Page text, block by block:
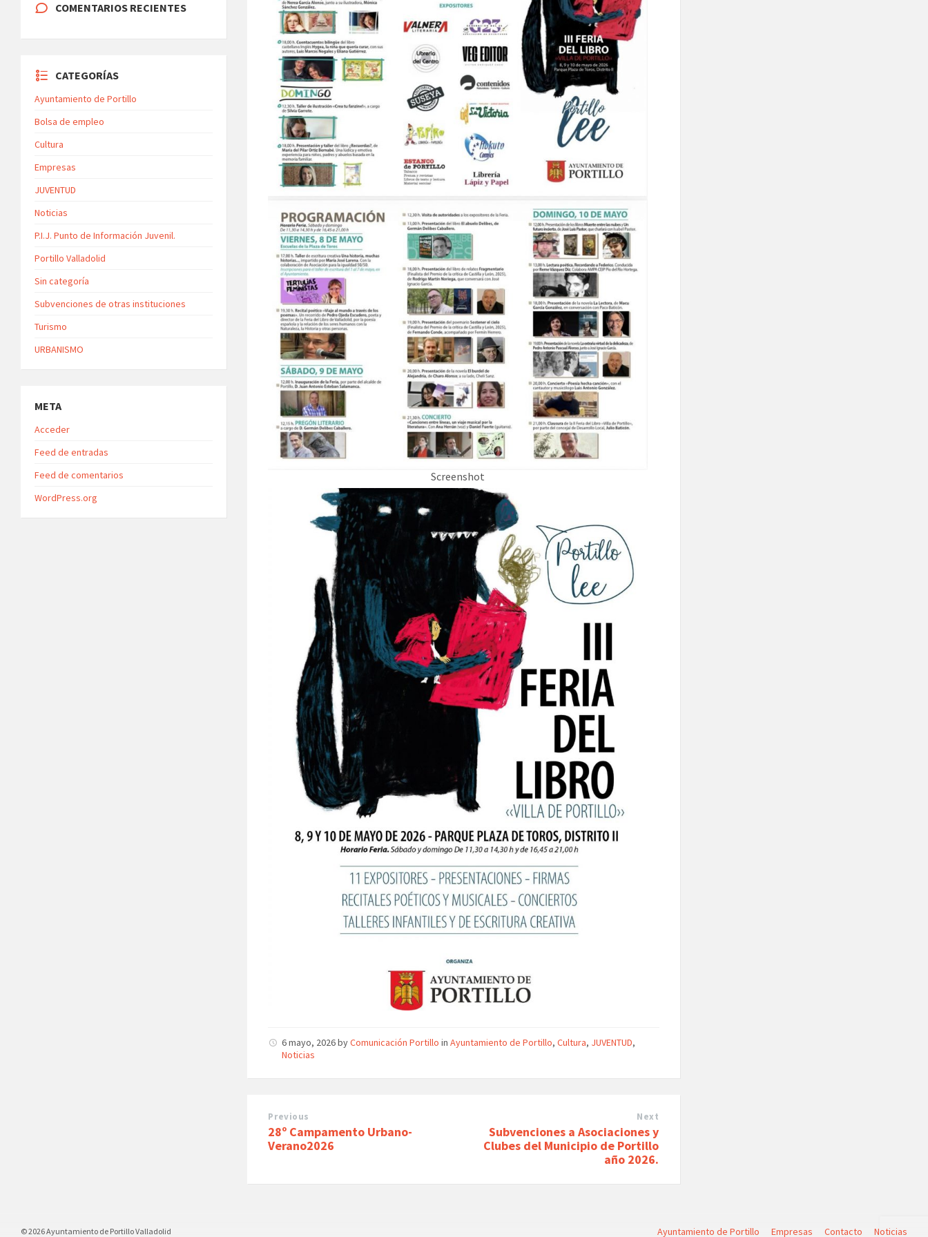
Screenshot
6 mayo, 2026byComunicación Portillo inAyuntamiento de Portillo,Cultura, JUVENTUD,
Noticias
Previous
28º Campamento Urbano-
Verano2026
Next
Subvenciones a Asociaciones y
Clubes del Municipio de Portillo
año 2026.
COMENTARIOS RECIENTES
CATEGORÍAS
Ayuntamiento de Portillo
Bolsa de empleo
Cultura
Empresas
JUVENTUD
Noticias
P.I.J. Punto de Información Juvenil.
Portillo Valladolid
Sin categoría
Subvenciones de otras instituciones
Turismo
URBANISMO
META
Acceder
Feed de entradas
Feed de comentarios
WordPress.org
Ayuntamiento de Portillo Empresas Contacto Noticias
© 2026 Ayuntamiento de Portillo Valladolid